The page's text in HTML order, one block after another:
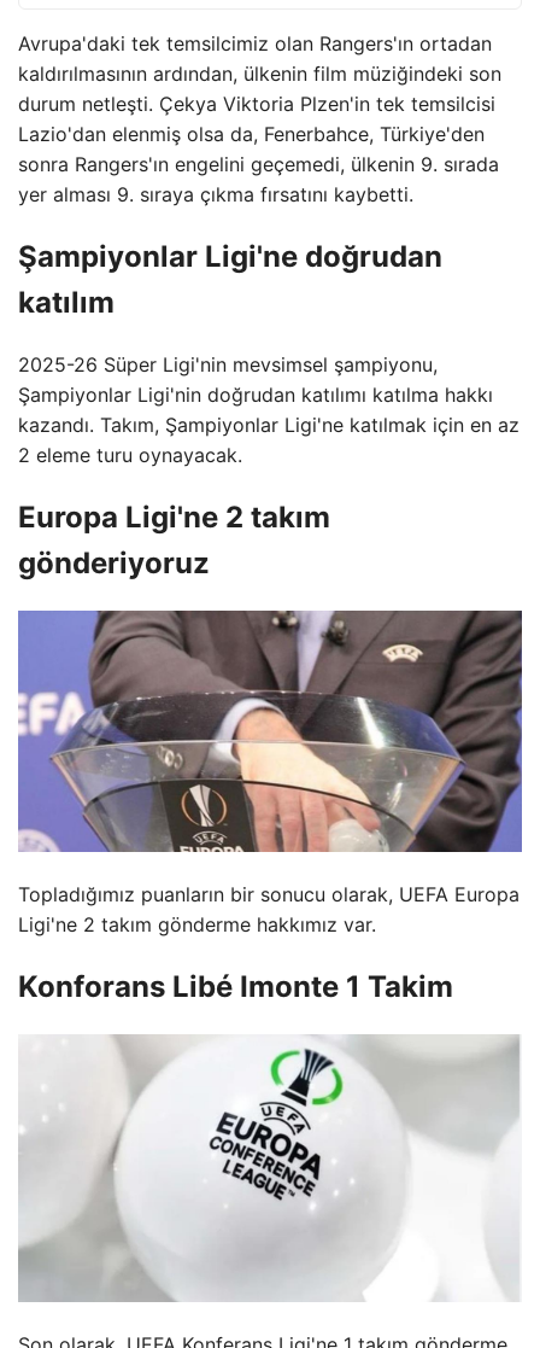
Avrupa'daki tek temsilcimiz olan Rangers'ın ortadan
kaldırılmasının ardından, ülkenin film müziğindeki son
durum netleşti. Çekya Viktoria Plzen'in tek temsilcisi
Lazio'dan elenmiş olsa da, Fenerbahce, Türkiye'den
sonra Rangers'ın engelini geçemedi, ülkenin 9. sırada
yer alması 9. sıraya çıkma fırsatını kaybetti.
Şampiyonlar Ligi'ne doğrudan
katılım
2025-26 Süper Ligi'nin mevsimsel şampiyonu,
Şampiyonlar Ligi'nin doğrudan katılımı katılma hakkı
kazandı. Takım, Şampiyonlar Ligi'ne katılmak için en az
2 eleme turu oynayacak.
Europa Ligi'ne 2 takım
gönderiyoruz
Topladığımız puanların bir sonucu olarak, UEFA Europa
Ligi'ne 2 takım gönderme hakkımız var.
Konforans Libé Imonte 1 Takim